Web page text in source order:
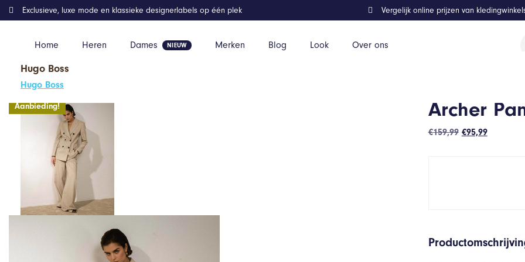
Home Heren Dames Merken Blog Look Over ons
Exclusieve, luxe mode en klassieke designerlabels op één plek Vergelijk online prijzen van
Hugo Boss
Hugo Boss
Home Kleding
Aanbieding! Archer
€159,99 Oorspronkelijke
€95,99Huidige